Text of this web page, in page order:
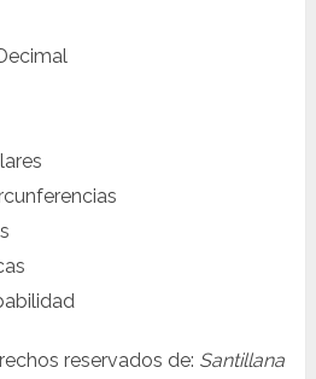
reservados de: Santillana